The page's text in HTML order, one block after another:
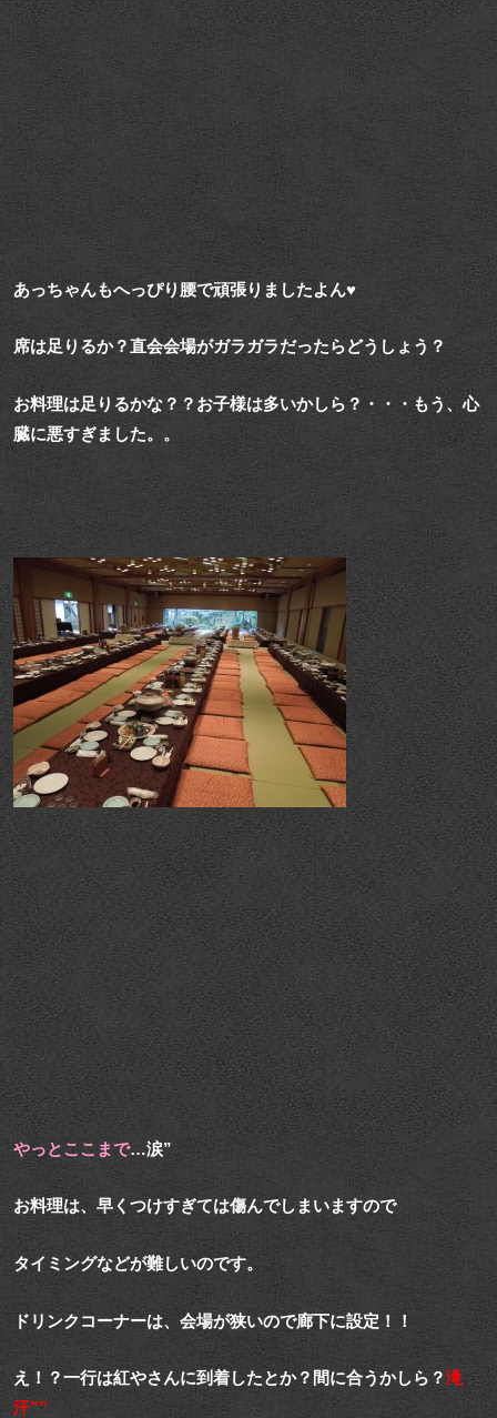
あっちゃんもへっぴり腰で頑張りましたよん♥
席は足りるか？直会会場がガラガラだったらどうしょう？
お料理は足りるかな？？お子様は多いかしら？・・・もう、心
臓に悪すぎました。。
やっとここまで…涙”
お料理は、早くつけすぎては傷んでしまいますので
タイミングなどが難しいのです。
ドリンクコーナーは、会場が狭いので廊下に設定！！
え！？一行は紅やさんに到着したとか？間に合うかしら？滝
汗””